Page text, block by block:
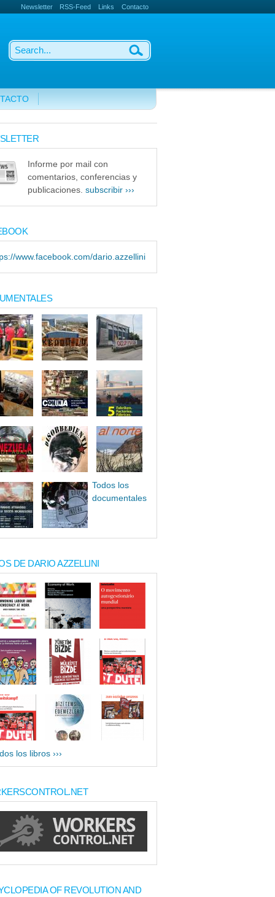
Newsletter RSS-Feed Links Contacto
Informe por mail con
comentarios, conferencias y
publicaciones. subscribir ›››
www.facebook.com/dario.azzellini
Todos los
documentales
DE DARIO AZZELLINI
los libros ›››
OF REVOLUTION AND